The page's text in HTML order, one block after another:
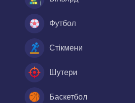
Футбол
Стікмени
Шутери
Баскетбол